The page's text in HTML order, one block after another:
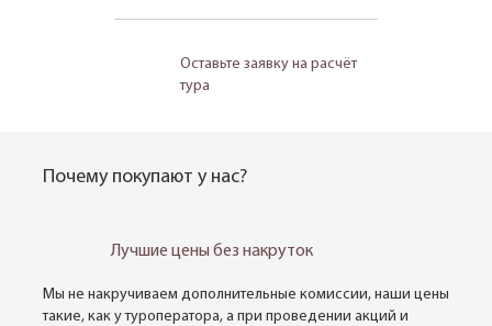
Оставьте заявку на расчёт
тура
Почему покупают у нас?
Лучшие цены без накруток
Мы не накручиваем дополнительные комиссии, наши цены
такие, как у туроператора, а при проведении акций и